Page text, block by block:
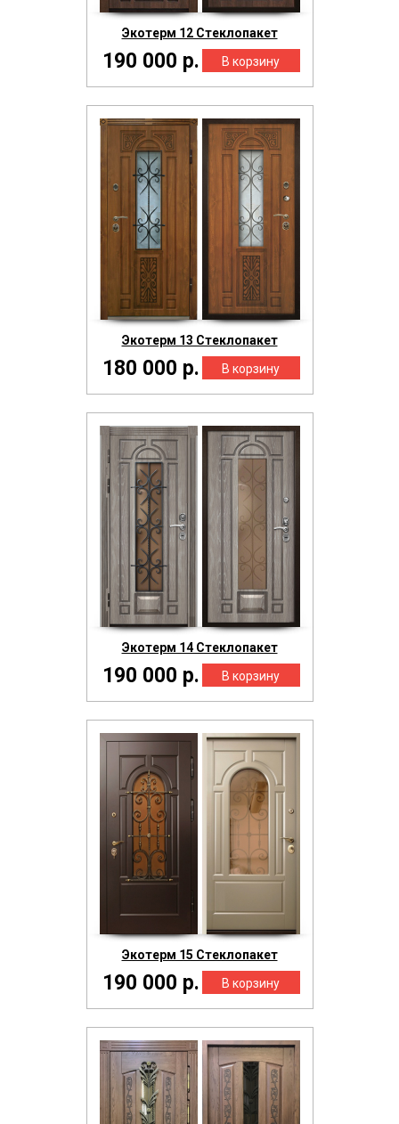
Экотерм 12 Стеклопакет
190 000 р.
Экотерм 13 Стеклопакет
180 000 р.
Экотерм 14 Стеклопакет
190 000 р.
Экотерм 15 Стеклопакет
190 000 р.